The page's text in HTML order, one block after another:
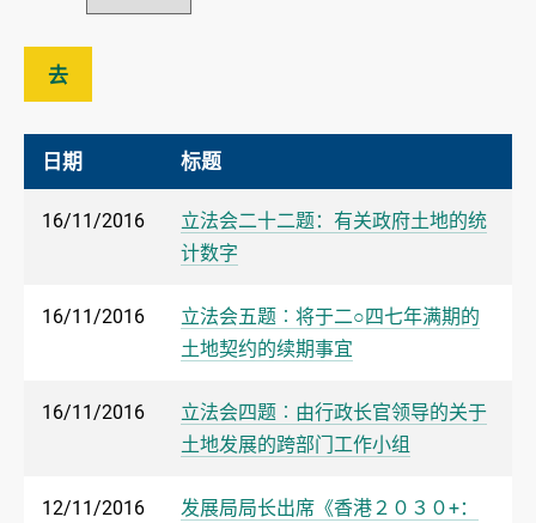
去
日期 标题
16/11/2016
立法会二十二题：有关政府土地的统
计数字
16/11/2016
立法会五题︰将于二○四七年满期的
土地契约的续期事宜
16/11/2016
立法会四题︰由行政长官领导的关于
土地发展的跨部门工作小组
12/11/2016
发展局局长出席《香港２０３０+：